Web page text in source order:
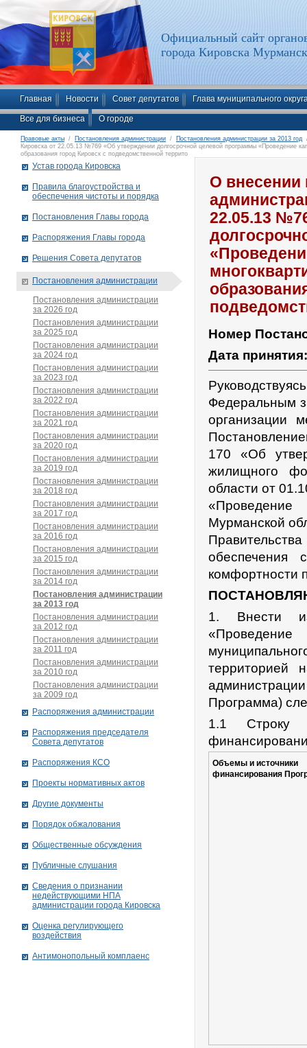
Официальный сайт
города Кировска
Главная Новости Совет депутатов Глава муниципального
Все для бизнеса О городе
Правовые акты / Постановления администрации / Постановления администрации за 2013 год
Кировска от 22.05.13 №769 «Об утверждении долгосрочной целевой программы «Проведение
образования город Кировск с подведомственной террито
О внесении
22.05.13
Номер
Дата
Федеральным
организации
170 «Об
жилищного
области от
«Проведение
Мурманской
обеспечения
комфортности
1. Внести
«Проведение
территорией
Программа)
1.1 Строку
Объемы и источники
финансирования
Устав города Кировска
Правила благоустройства и
обеспечения чистоты и порядка
Постановления Главы города
Распоряжения Главы города
Решения Совета депутатов
Постановления администрации
Постановления администрации
за 2026 год
Постановления администрации
за 2025 год
Постановления администрации
за 2024 год
Постановления администрации
за 2023 год
Постановления администрации
за 2022 год
Постановления администрации
за 2021 год
Постановления администрации
за 2020 год
Постановления администрации
за 2019 год
Постановления администрации
за 2018 год
Постановления администрации
за 2017 год
Постановления администрации
за 2016 год
Постановления администрации
за 2015 год
Постановления администрации
за 2014 год
Постановления администрации
за 2013 год
Постановления администрации
за 2012 год
Постановления администрации
за 2011 год
Постановления администрации
за 2010 год
Постановления администрации
за 2009 год
Распоряжения администрации
Распоряжения председателя
Совета депутатов
Распоряжения КСО
Проекты нормативных актов
Другие документы
Порядок обжалования
Общественные обсуждения
Публичные слушания
Сведения о признании
недействующими НПА
администрации города Кировскa
Оценка регулирующего
воздействия
Антимонопольный комплаенс